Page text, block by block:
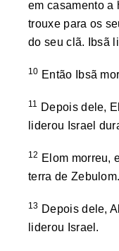
em casamento a
trouxe para os
do seu clã. Ibsã
10 Então Ibsã
11 Depois dele,
liderou Israel
12 Elom morreu,
terra de Zebulom.
13 Depois dele,
liderou Israel.